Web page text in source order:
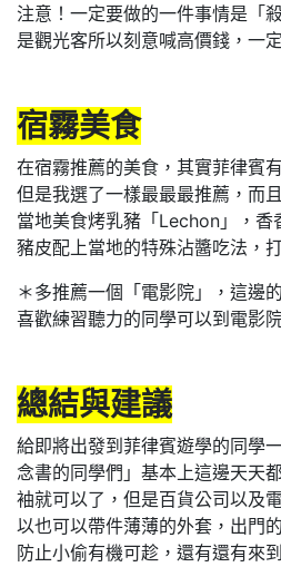
注意！一定要做的一件事情是「
是觀光客所以刻意喊高價錢，一
宿霧美食
在宿霧推薦的美食，其實菲律賓
但是我選了一樣最最最推薦，而
當地美食烤乳豬「Lechon」，香
豬皮配上當地的特殊沾醬吃法，
＊多推薦一個「電影院」，這邊
喜歡練習聽力的同學可以到電影
總結與建議
給即將出發到菲律賓遊學的同學
念書的同學們」基本上這邊天天
袖就可以了，但是百貨公司以及
以也可以帶件薄薄的外套，出門
防止小偷有機可趁，還有還有來